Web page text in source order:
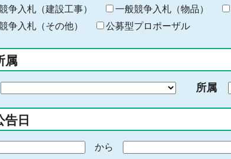
キ
ー
ー
入
力
争入札（建設工事） 一般競争入札（物品）
争入札（その他）
公募型プロポーザル
属
所属
告日
から